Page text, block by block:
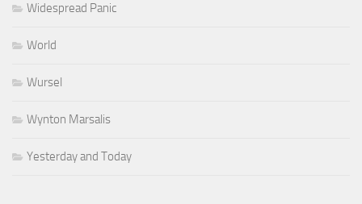
Widespread Panic
World
Wursel
Wynton Marsalis
Yesterday and Today